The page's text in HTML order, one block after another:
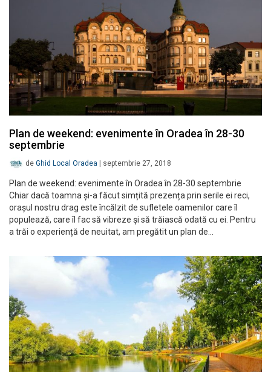
Plan de weekend: evenimente în Oradea în 28-30
septembrie
de Ghid Local Oradea septembrie 27, 2018
Plan de weekend: evenimente în Oradea în 28-30 septembrie
Chiar dacă toamna și-a făcut simțită prezența prin serile ei reci,
orașul nostru drag este încălzit de sufletele oamenilor care îl
populează, care îl fac să vibreze și să trăiască odată cu ei. Pentru
a trăi o experiență de neuitat, am pregătit un plan de…